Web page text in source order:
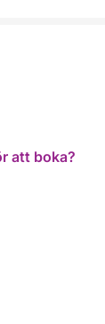
att boka?